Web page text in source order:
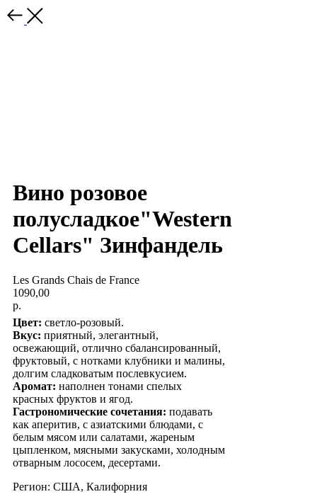
Вино розовое
полусладкое"Western
Cellars" Зинфандель
Les Grands Chais de France
1090,00
р.
Цвет: светло-розовый.
Вкус: приятный, элегантный,
освежающий, отлично сбалансированный,
фруктовый, с нотками клубники и малины,
долгим сладковатым послевкусием.
Аромат: наполнен тонами спелых
красных фруктов и ягод.
Гастрономические сочетания: подавать
как аперитив, с азиатскими блюдами, с
белым мясом или салатами, жареным
цыпленком, мясными закусками, холодным
отварным лососем, десертами.
Регион: США, Калифорния